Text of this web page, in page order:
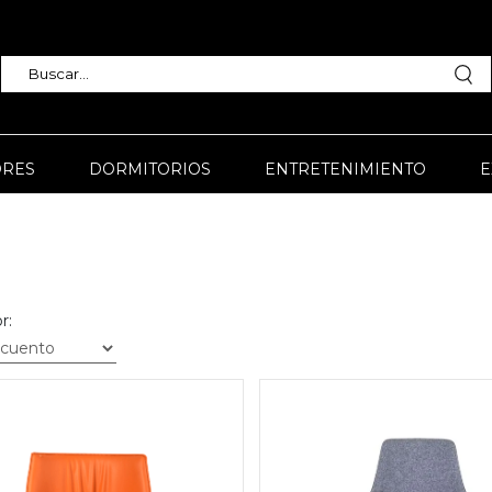
DORMITORIOS ENTRETENIMIENTO